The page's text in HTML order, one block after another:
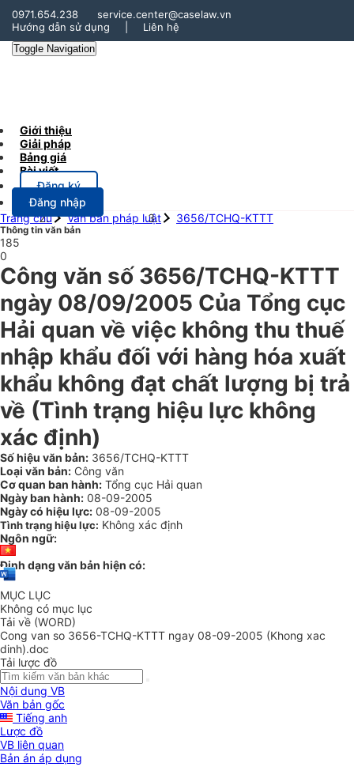
0971.654.238
service.center@caselaw.vn
Hướng dẫn sử dụng
Liên hệ
Toggle Navigation
Giới thiệu
Giải pháp
Bảng giá
Bài viết
Đăng ký
Đăng nhập
Trang chủ
Văn bản pháp luật 3656/TCHQ-KTTT
Thông tin văn bản
185
0
Công văn số 3656/TCHQ-KTTT
ngày 08/09/2005 Của Tổng cục
Hải quan về việc không thu thuế
nhập khẩu đối với hàng hóa xuất
khẩu không đạt chất lượng bị trả
về (Tình trạng hiệu lực không
xác định)
Số hiệu văn bản: 3656/TCHQ-KTTT
Loại văn bản: Công văn
Cơ quan ban hành: Tổng cục Hải quan
Ngày ban hành: 08-09-2005
Ngày có hiệu lực: 08-09-2005
Tình trạng hiệu lực: Không xác định
Ngôn ngữ:
Định dạng văn bản hiện có:
MỤC LỤC
Không có mục lục
Tải về (WORD)
Cong van so 3656-TCHQ-KTTT ngay 08-09-2005 (Khong xac
dinh).doc
Tải lược đồ
Nội dung VB
Văn bản gốc
Tiếng anh
Lược đồ
VB liên quan
Bản án áp dụng